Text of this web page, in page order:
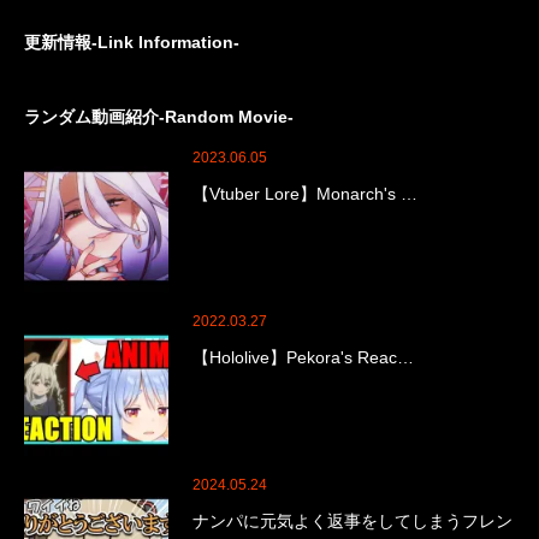
更新情報-Link Information-
ランダム動画紹介-Random Movie-
2023.06.05
【Vtuber Lore】Monarch's …
2022.03.27
【Hololive】Pekora's Reac…
2024.05.24
ナンパに元気よく返事をしてしまうフレン